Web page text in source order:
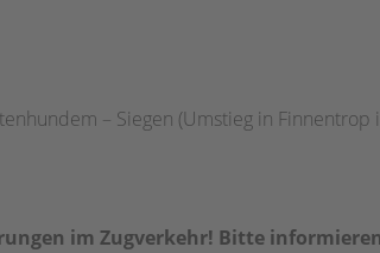
– Siegen (Umstieg in Finnentrop
im Zugverkehr! Bitte